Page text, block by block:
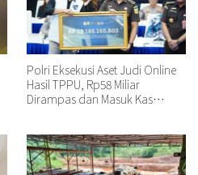
Polri Eksekusi Aset Judi Online
Hasil TPPU, Rp58 Miliar
Dirampas dan Masuk Kas